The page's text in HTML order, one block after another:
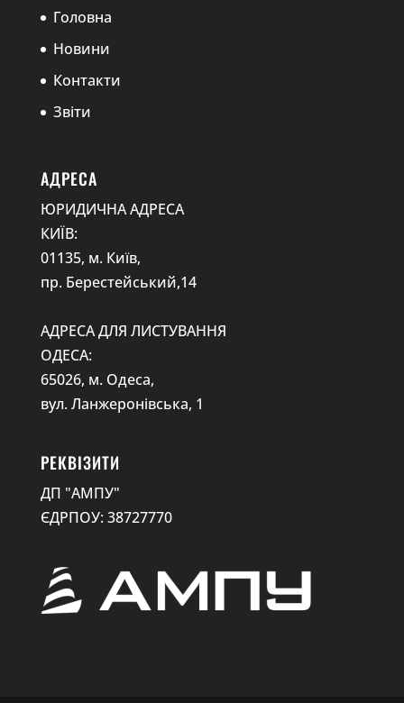
Головна
Новини
Контакти
Звіти
АДРЕСА
ЮРИДИЧНА АДРЕСА
КИЇВ:
01135, м. Київ,
пр. Берестейський,14
АДРЕСА ДЛЯ ЛИСТУВАННЯ
ОДЕСА:
65026, м. Одеса,
вул. Ланжеронівська, 1
РЕКВІЗИТИ
ДП "АМПУ"
ЄДРПОУ: 38727770